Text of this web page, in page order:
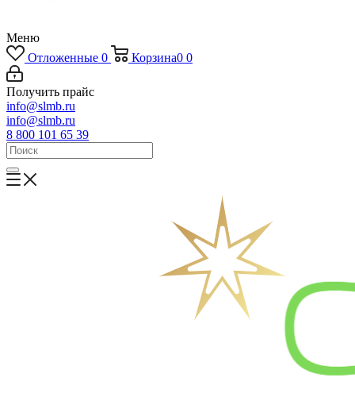
Меню
Отложенные 0 Корзина0 0
Получить прайс
info@slmb.ru
info@slmb.ru
8 800 101 65 39